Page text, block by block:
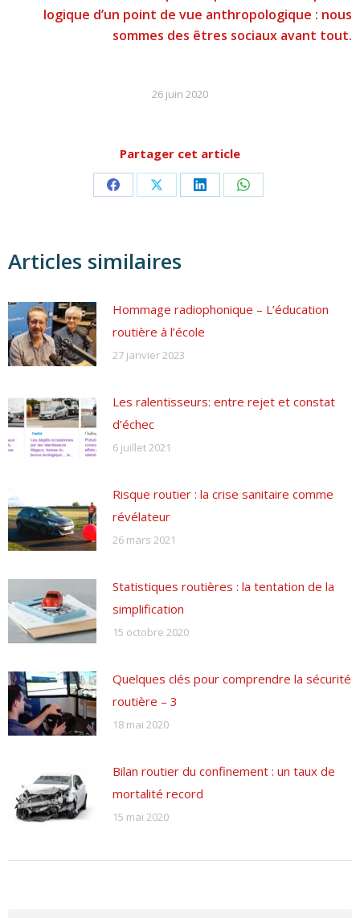
logique d’un point de vue anthropologique : nous
sommes des êtres sociaux avant tout.
26 juin 2020
Partager cet article
PartagerPartagerPartagerPartager
Articles similaires
Hommage radiophonique – L’éducation
routière à l’école
27 janvier 2023
Les ralentisseurs: entre rejet et constat
d’échec
6 juillet 2021
Risque routier : la crise sanitaire comme
révélateur
26 mars 2021
Statistiques routières : la tentation de la
simplification
15 octobre 2020
Quelques clés pour comprendre la sécurité
routière – 3
18 mai 2020
Bilan routier du confinement : un taux de
mortalité record
15 mai 2020